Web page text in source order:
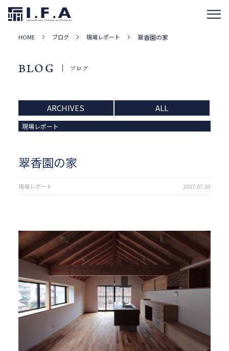
HOME ブログ 現場レポート 翠香園の家
BLOG ブログ
ARCHIVES ALL
現場レポート
翠香園の家
現場レポート 2017.07.03